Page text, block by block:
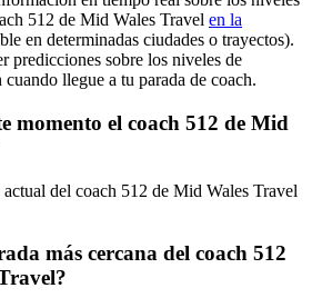
512 de Mid Wales Travel en la
en determinadas ciudades o trayectos).
predicciones sobre los niveles de
llegue a tu parada de coach.
momento el coach 512 de Mid
actual del coach 512 de Mid Wales Travel
más cercana del coach 512